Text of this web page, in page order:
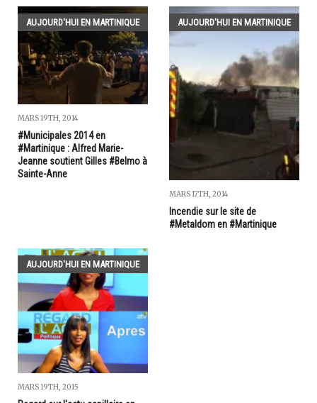
AUJOURD'HUI EN MARTINIQUE
MARS 19TH, 2014
#Municipales 2014 en
#Martinique : Alfred Marie-
Jeanne soutient Gilles #Belmo à
Sainte-Anne
AUJOURD'HUI EN MARTINIQUE
MARS 17TH, 2014
Incendie sur le site de
#Metaldom en #Martinique
AUJOURD'HUI EN MARTINIQUE
MARS 19TH, 2015